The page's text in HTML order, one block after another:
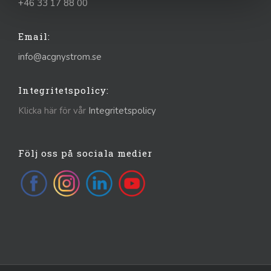
+46 33 17 88 00
Email:
info@acgnystrom.se
Integritetspolicy:
Klicka här för vår Integritetspolicy
Följ oss på sociala medier